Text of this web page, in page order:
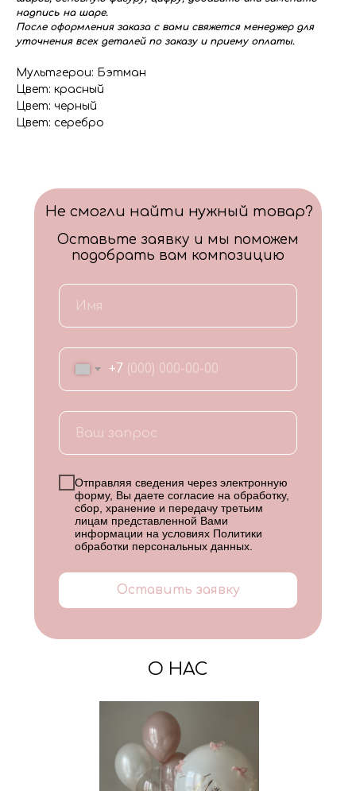
надпись на шаре.
После оформления заказа с вами свяжется менеджер для
уточнения всех деталей по заказу и приему оплаты.
Мультгерои: Бэтман
Цвет: красный
Цвет: черный
Цвет: серебро
+7
Отправляя сведения через электронную
форму, Вы даете согласие на обработку,
сбор, хранение и передачу третьим
лицам представленной Вами
информации на условиях Политики
обработки персональных данных
Оставить заявку
Не смогли найти нужный товар?
Оставьте заявку и мы поможем
подобрать вам композицию
О НАС